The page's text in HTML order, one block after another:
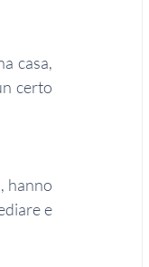
casa,
certo
hanno
e